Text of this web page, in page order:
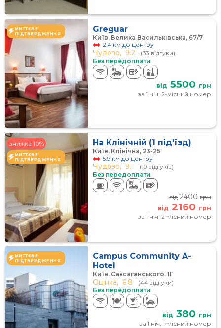
МИТТЄВЕ
ПІДТВЕРДЖЕННЯ
Greguar
Київ, Велика Васильківська, 67/7
2.4 км до центру
Чудово, 9.2
(33 відгуки)
Без передоплати
від 5500 грн
за 1 ніч, 2-місний номер
знижка 10%
МИТТЄВЕ
ПІДТВЕРДЖЕННЯ
На Клінічній (1 під'їзд)
Київ, Клінічна, 23-25
5.9 км до центру
Чудово, 9.1
(19 відгуків)
Без передоплати
від2400грн
від 2160 грн
за 1 ніч, 2-місний номер
МИТТЄВЕ
ПІДТВЕРДЖЕННЯ
Campus Community A-
Hotel
Київ, Саксаганського, 1Г
Оцінка, 6.8
(44 відгуки)
Без передоплати
від 380 грн
за 1 ніч, 1-місний номер